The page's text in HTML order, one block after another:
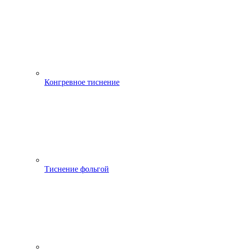
Конгревное тиснение
Тиснение фольгой